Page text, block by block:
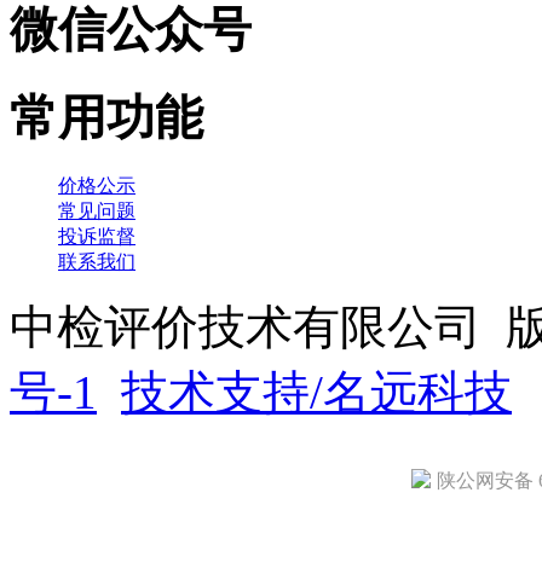
微信公众号
常用功能
价格公示
常见问题
投诉监督
联系我们
中检评价技术有限公司
号-1 技术支持/名远科技
陕公网安备